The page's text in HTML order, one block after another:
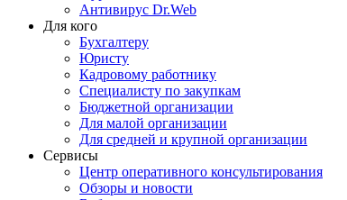
Антивирус Dr.Web
Для кого
Бухгалтеру
Юристу
Кадровому работнику
Специалисту по закупкам
Бюджетной организации
Для малой организации
Для средней и крупной организации
Сервисы
Центр оперативного консультирования
Обзоры и новости